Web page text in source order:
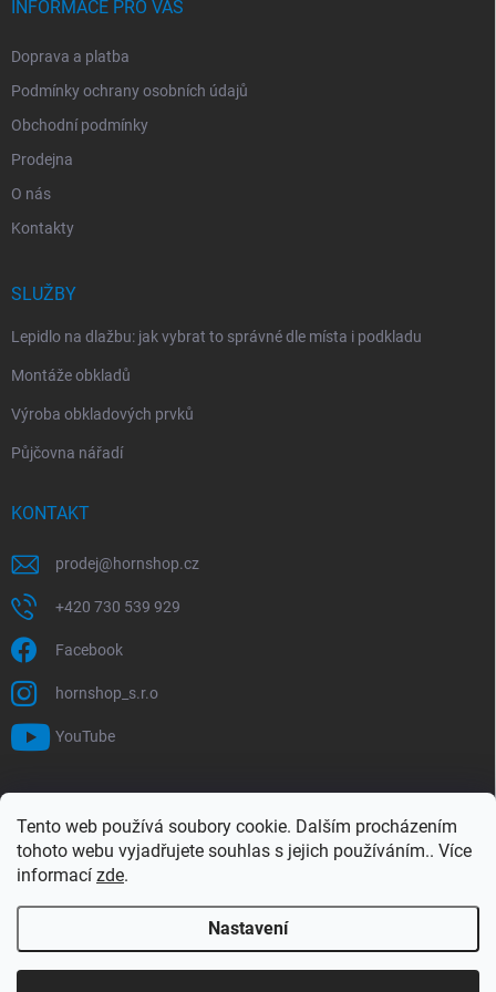
Tento web používá soubory cookie. Dalším procházením
tohoto webu vyjadřujete souhlas s jejich používáním.. Více
informací zde.
Nastavení
INFORMACE PRO VÁS
Doprava a platba
Podmínky ochrany osobních údajů
Obchodní podmínky
Prodejna
O nás
Kontakty
SLUŽBY
Lepidlo na dlažbu: jak vybrat to správné dle místa i podkladu
Montáže obkladů
Výroba obkladových prvků
Půjčovna nářadí
KONTAKT
prodej@hornshop.cz
+420 730 539 929
Facebook
hornshop_s.r.o
YouTube
Hledat
Copyright 2026Hornshop. Všechna práva vyhrazena.Upravit nastavení